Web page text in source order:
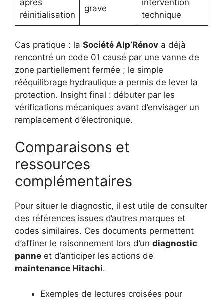
après
réinitialisation
grave
intervention
technique
Cas pratique : la Société Alp’Rénov a déjà
rencontré un code 01 causé par une vanne de
zone partiellement fermée ; le simple
rééquilibrage hydraulique a permis de lever la
protection. Insight final : débuter par les
vérifications mécaniques avant d’envisager un
remplacement d’électronique.
Comparaisons et
ressources
complémentaires
Pour situer le diagnostic, il est utile de consulter
des références issues d’autres marques et
codes similaires. Ces documents permettent
d’affiner le raisonnement lors d’un diagnostic
panne et d’anticiper les actions de
maintenance Hitachi.
Exemples de lectures croisées pour